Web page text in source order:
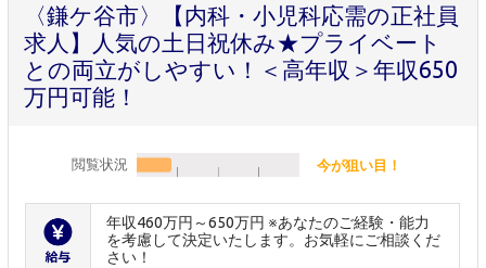
〈鎌ケ谷市〉【内科・小児科応需の正社員
求人】人気の土日祝休み★プライベート
との両立がしやすい！＜高年収＞年収650
万円可能！
閲覧状況 今が狙い目！
年収460万円～650万円 ※あなたのご経験・能力
を考慮して決定いたします。お気軽にご相談くだ
さい！